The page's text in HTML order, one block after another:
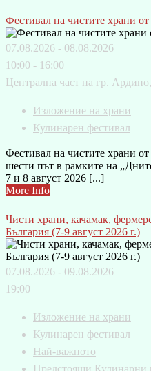
Фестивал на чистите храни
07.08.2026 - 08.08.2026
10:00 - 16:00
Централна част на гр.
Изложение на храни
Кулинарен фестивал
Фестивал на чистите храни
шести път в рамките на
7 и 8 август 2026 [...]
More Info
Чисти храни, качамак,
България (7-9 август 2026 г.)
07.08.2026 - 09.08.2026
19:00
Изложение на храни
Кулинарен фестивал
Най-важното
Предстоящи Кулинарни